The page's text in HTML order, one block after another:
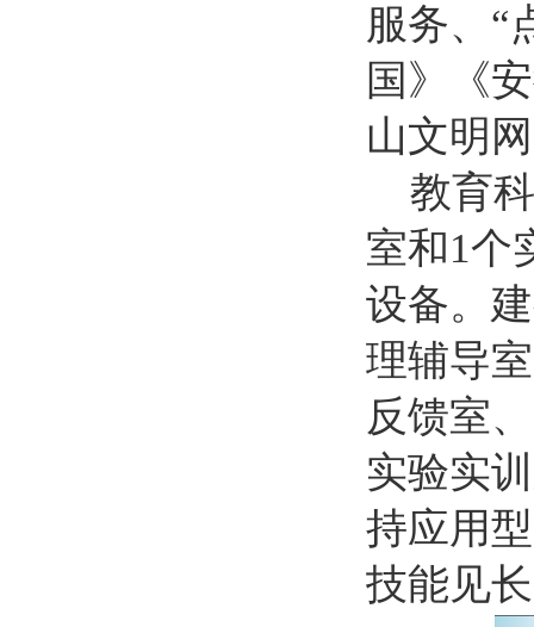
服务、 “
国》《
山文明
教育
室和1个
设备。
理辅导
反馈室
实验实
持应用
技能见